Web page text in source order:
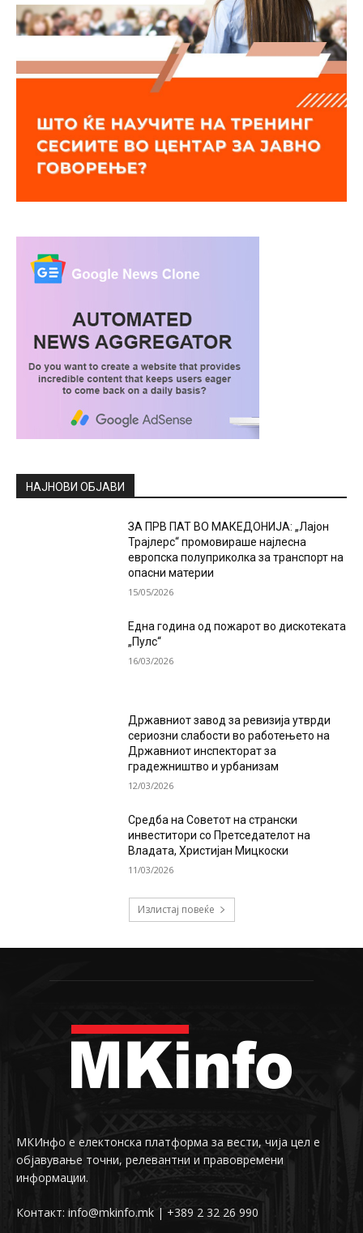
НАЈНОВИ ОБЈАВИ
ЗА ПРВ ПАТ ВО МАКЕДОНИЈА: „Лајон
Трајлерс“ промовираше најлесна
европска полуприколка за транспорт на
опасни материи
15/05/2026
Една година од пожарот во дискотеката
„Пулс“
16/03/2026
Државниот завод за ревизија утврди
сериозни слабости во работењето на
Државниот инспекторат за
градежништво и урбанизам
12/03/2026
Средба на Советот на странски
инвеститори со Претседателот на
Владата, Христијан Мицкоски
11/03/2026
Излистај повеќе
МКИнфо е електонска платформа за вести, чија цел е
објавување точни, релевантни и правовремени
информации.
Контакт: info@mkinfo.mk | +389 2 32 26 990